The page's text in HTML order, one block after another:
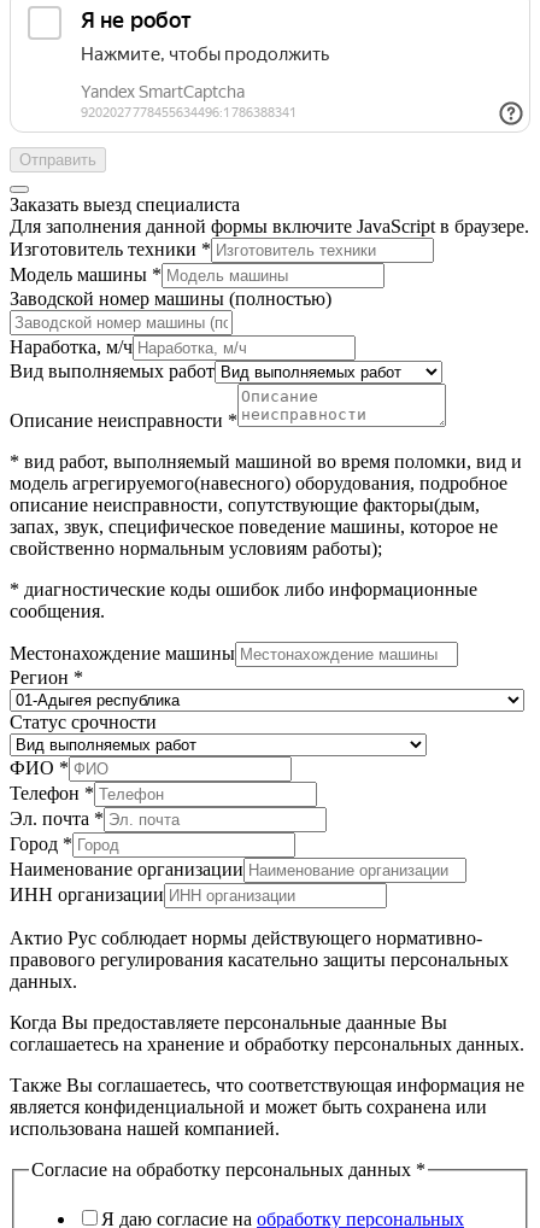
Отправить
Заказать выезд специалиста
Для заполнения данной формы включите JavaScript в браузере.
Изготовитель техники *
Модель машины *
Заводской номер машины (полностью)
и
отправки
Наработка, м/ч
Вид выполняемых работ
Описание неисправности *
* вид работ, выполняемый машиной во время поломки, вид и
модель агрегируемого(навесного) оборудования, подробное
описание неисправности, сопутствующие факторы(дым,
запах, звук, специфическое поведение машины, которое не
свойственно нормальным условиям работы);
* диагностические коды ошибок либо информационные
сообщения.
Местонахождение машины
Регион *
Статус срочности
ФИО *
Телефон *
Эл. почта *
Город *
Наименование организации
ИНН организации
Актио Рус соблюдает нормы действующего нормативно-
правового регулирования касательно защиты персональных
данных.
Когда Вы предоставляете персональные даанные Вы
соглашаетесь на хранение и обработку персональных данных.
Также Вы соглашаетесь, что соответствующая информация не
является конфиденциальной и может быть сохранена или
использована нашей компанией.
Согласие на обработку персональных данных *
Я даю согласие на обработку персональных